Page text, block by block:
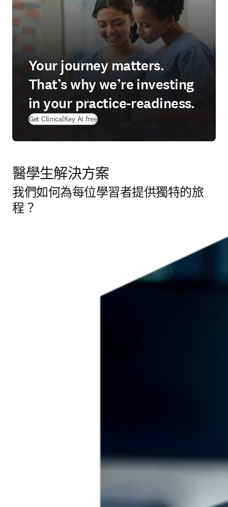
Your journey matters.
That’s why we’re investing
in your practice-readiness.
Get ClinicalKey AI free
醫學生解決方案
我們如何為每位學習者提供獨特的旅
程？